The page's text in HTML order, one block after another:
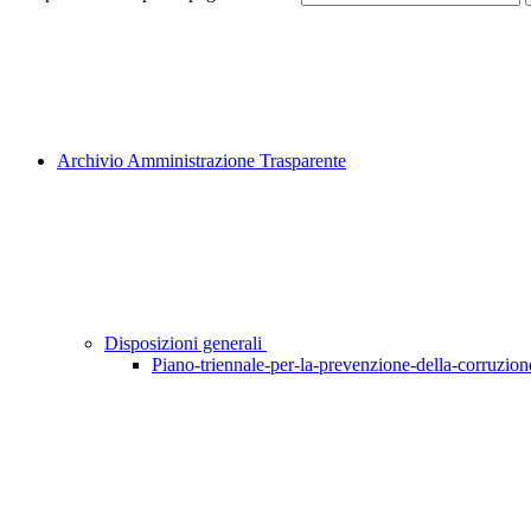
Archivio Amministrazione Trasparente
Disposizioni generali
Piano-triennale-per-la-prevenzione-della-